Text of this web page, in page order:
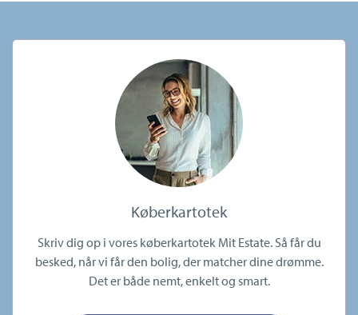
Køberkartotek
Skriv dig op i vores køberkartotek Mit Estate. Så får du
besked, når vi får den bolig, der matcher dine drømme.
Det er både nemt, enkelt og smart.